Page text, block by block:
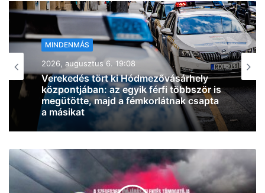
MINDENMÁS
2026, augusztus 6. 18:54
Zivatarok pattantak ki Csongrád-
Csanád vármegyében, miközben
jócskán megdőlt a melegrekord az
országban